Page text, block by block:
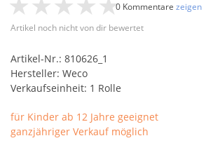
Artikel noch nicht von dir bewertet
0 Kommentare zeigen
Artikel-Nr.: 810626_1
Hersteller: Weco
Verkaufseinheit: 1 Rolle
für Kinder ab 12 Jahre geeignet
ganzjähriger Verkauf möglich